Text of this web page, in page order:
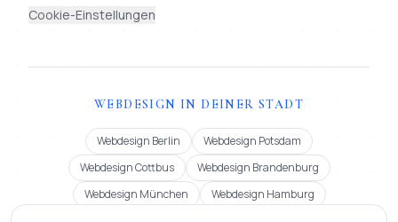
Cookie-Einstellungen
WEBDESIGN IN DEINER STADT
Webdesign Berlin
Webdesign Potsdam
Webdesign Cottbus
Webdesign Brandenburg
Webdesign München
Webdesign Hamburg